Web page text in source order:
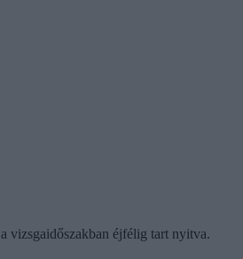
vizsgaidőszakban éjfélig tart nyitva.